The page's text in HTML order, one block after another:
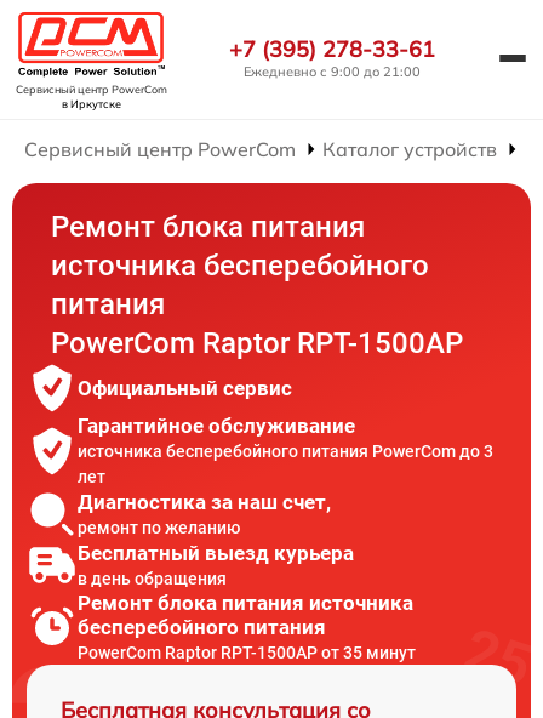
Сервисный центр PowerCom
в Иркутске
+7 (395) 278-33-61
Ежедневно с 9:00 до 21:00
Сервисный центр PowerCom Каталог устройств
Ремонт блока питания
источника бесперебойного
питания
PowerCom Raptor RPT-1500AP
Официальный сервис
Гарантийное обслуживание
источника бесперебойного питания PowerCom до 3
лет
Диагностика за наш счет,
ремонт по желанию
Бесплатный выезд курьера
в день обращения
Ремонт блока питания источника
бесперебойного питания
PowerCom Raptor RPT-1500AP от 35 минут
Бесплатная консультация со